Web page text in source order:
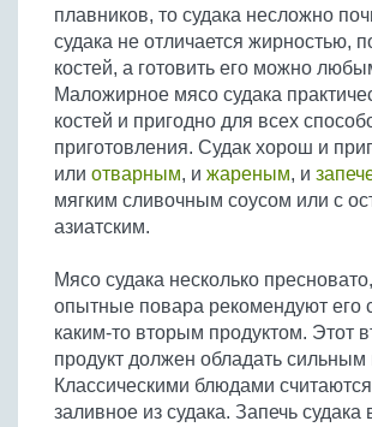
плавников, то судака несложно
судака не отличается жирностью,
костей, а готовить его можно
Маложирное мясо судака
костей и пригодно для всех
приготовления. Судак хорош и
или отварным, и жареным, и
мягким сливочным соусом или с
азиатским.
Мясо судака несколько
опытные повара рекомендуют его
каким-то вторым продуктом. Этот
продукт должен обладать сильным
Классическими блюдами считаются
заливное из судака. Запечь судака